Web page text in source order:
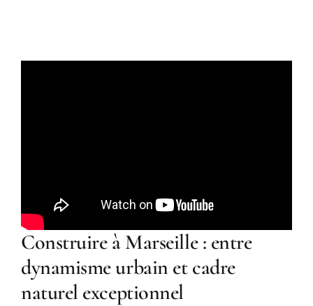
Construire à Marseille : entre
dynamisme urbain et cadre
naturel exceptionnel